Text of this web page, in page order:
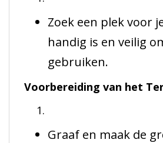
Zoek een plek voor
handig is en veilig
gebruiken.
Voorbereiding van het
Graaf en maak de